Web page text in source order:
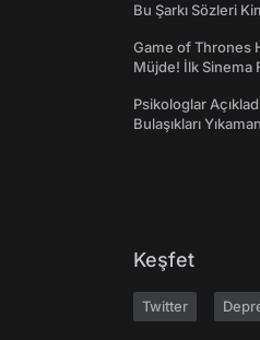
Bu Şarkı Sözleri
Game of Thrones
Müjde! İlk Sinema
Psikologlar
Bulaşıkları
Keşfet
Twitter